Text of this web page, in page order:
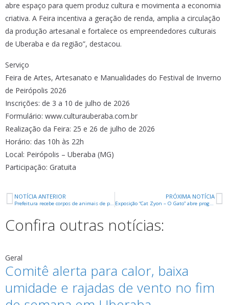
abre espaço para quem produz cultura e movimenta a economia
criativa. A Feira incentiva a geração de renda, amplia a circulação
da produção artesanal e fortalece os empreendedores culturais
de Uberaba e da região”, destacou.
Serviço
Feira de Artes, Artesanato e Manualidades do Festival de Inverno
de Peirópolis 2026
Inscrições: de 3 a 10 de julho de 2026
Formulário: www.culturauberaba.com.br
Realização da Feira: 25 e 26 de julho de 2026
Horário: das 10h às 22h
Local: Peirópolis – Uberaba (MG)
Participação: Gratuita
NOTÍCIA ANTERIOR
Prefeitura recebe corpos de animais de pequeno porte para destinação correta
PRÓXIMA NOTÍCIA
Exposição “Cat Zyon – O Gato” abre programação na Galeria Rachel Machado durante o 7º Festival de Inverno de Peirópolis
Confira outras notícias:
Geral
Comitê alerta para calor, baixa
umidade e rajadas de vento no fim